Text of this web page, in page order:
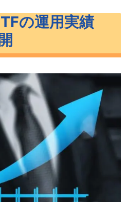
いるレバレッジETF
の運用実績
する気はありません
ジETFがあるの？
月運用実績公開
』まとめ
の運用実績